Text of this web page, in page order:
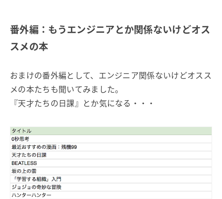
番外編：もうエンジニアとか関係ないけどオス
スメの本
おまけの番外編として、エンジニア関係ないけどオスス
メの本たちも聞いてみました。
『天才たちの日課』とか気になる・・・